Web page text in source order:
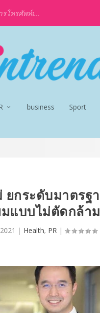
โทรศัพท์เ...
business Sport
กระดับมาตรฐ
แบบไม่ตัดกล้า
| Health, PR|